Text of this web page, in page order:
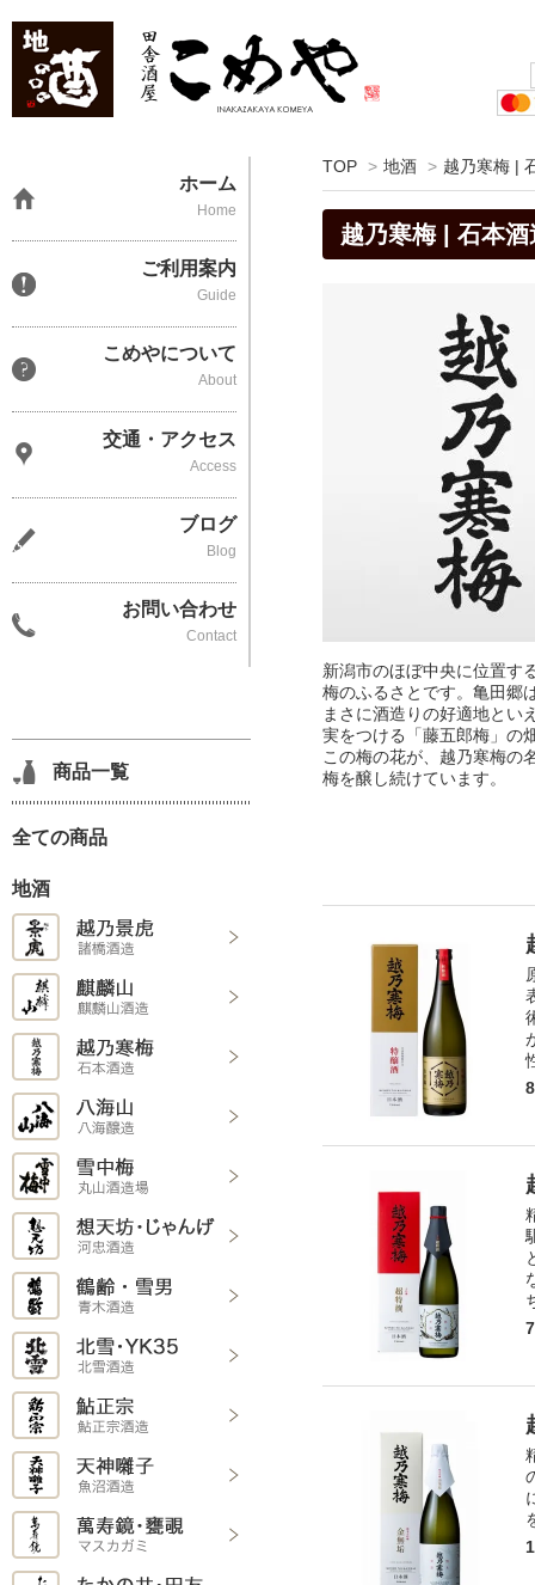
TOP > 地酒 > 越乃寒梅 |
越乃寒梅 | 石本酒
新潟市のほぼ中央に位置す
梅のふるさとです。亀田郷
まさに酒造りの好適地とい
実をつける「藤五郎梅」の
この梅の花が、越乃寒梅の
梅を醸し続けています。
ホーム
Home
ご利用案内
Guide
こめやについて
About
交通・アクセス
Access
ブログ
Blog
お問い合わせ
Contact
商品一覧
全ての商品
地酒